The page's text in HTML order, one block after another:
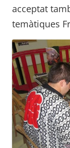
acceptat
temàtiques